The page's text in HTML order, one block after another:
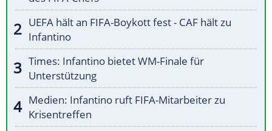
UEFA hält an FIFA-Boykott fest - CAF hält zu
Infantino
Times: Infantino bietet WM-Finale für
Unterstützung
Medien: Infantino ruft FIFA-Mitarbeiter zu
Krisentreffen